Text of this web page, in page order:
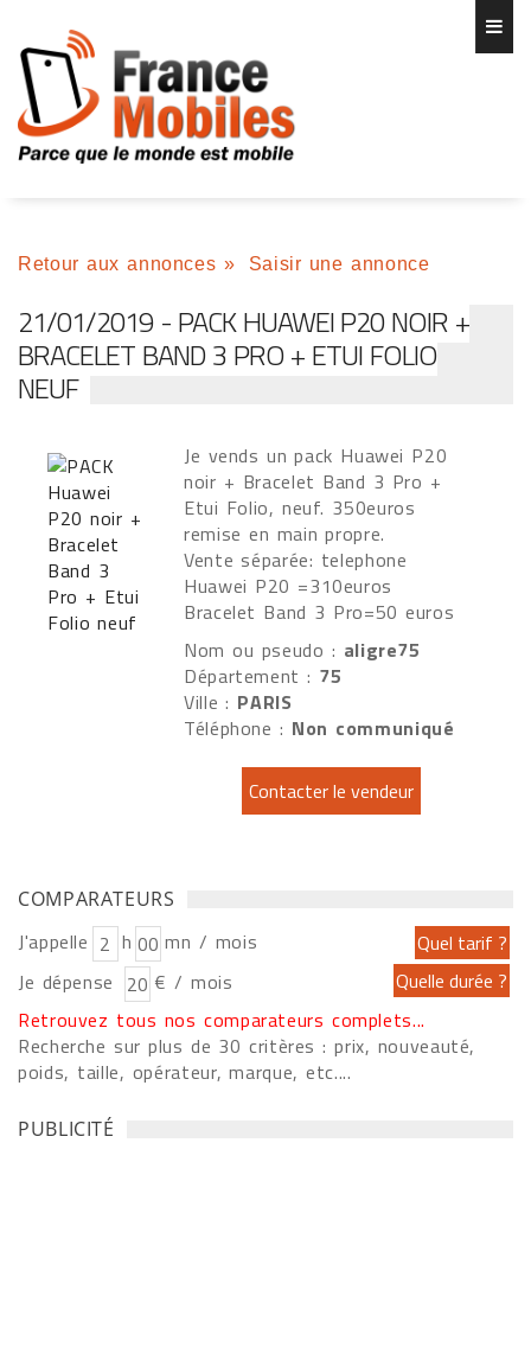
Retour aux annonces » Saisir une annonce
21/01/2019 - PACK HUAWEI P20 NOIR +
BRACELET BAND 3 PRO + ETUI FOLIO
NEUF
Je vends un pack Huawei P20
noir + Bracelet Band 3 Pro +
Etui Folio, neuf. 350euros
remise en main propre.
Vente séparée: telephone
Huawei P20 =310euros
Bracelet Band 3 Pro=50 euros
Nom ou pseudo : aligre75
Département : 75
Ville : PARIS
Téléphone : Non communiqué
COMPARATEURS
J'appelle h
mn / mois
Je dépense
€ / mois
Retrouvez tous nos comparateurs complets...
Recherche sur plus de 30 critères : prix, nouveauté,
poids, taille, opérateur, marque, etc....
PUBLICITÉ